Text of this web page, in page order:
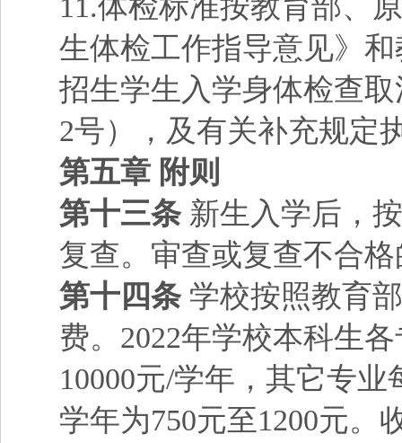
11.体检标准按教育部、
生体检工作指导意见》
招生学生入学身体检查
2号），及有关补充规定
第五章 附则
第十三条 新生入学后，
复查。审查或复查不合
第十四条 学校按照教育
费。2022年学校本科生
10000元/学年，其它专
学年为750元至1200元。